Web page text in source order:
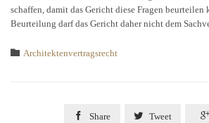
schaffen, damit das Gericht diese Fragen
Beurteilung darf das Gericht daher nicht dem
 Category
Architektenvertragsrecht
 Share  Tweet 